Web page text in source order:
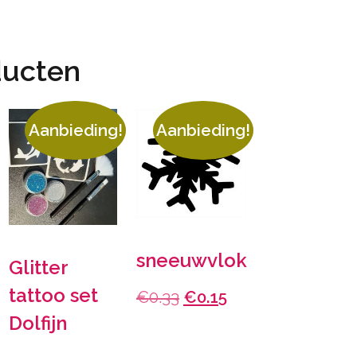
Aanbieding!
Glitter
tattoo set
Dolfijn
Aanbieding!
sneeuwvlok
€0.33 Oorspronkelijke
€0.15Huidige